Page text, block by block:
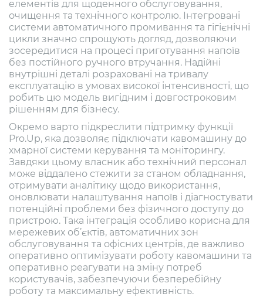
елементів для щоденного обслуговування,
очищення та технічного контролю. Інтегровані
системи автоматичного промивання та гігієнічні
цикли значно спрощують догляд, дозволяючи
зосередитися на процесі приготування напоїв
без постійного ручного втручання. Надійні
внутрішні деталі розраховані на тривалу
експлуатацію в умовах високої інтенсивності, що
робить цю модель вигідним і довгостроковим
рішенням для бізнесу.
Окремо варто підкреслити підтримку функції
Pro.Up, яка дозволяє підключати кавомашину до
хмарної системи керування та моніторингу.
Завдяки цьому власник або технічний персонал
може віддалено стежити за станом обладнання,
отримувати аналітику щодо використання,
оновлювати налаштування напоїв і діагностувати
потенційні проблеми без фізичного доступу до
пристрою. Така інтеграція особливо корисна для
мережевих об’єктів, автоматичних зон
обслуговування та офісних центрів, де важливо
оперативно оптимізувати роботу кавомашини та
оперативно реагувати на зміну потреб
користувачів, забезпечуючи безперебійну
роботу та максимальну ефективність.